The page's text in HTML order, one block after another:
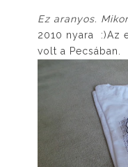
Ez aranyos.
2010 nyara :)Az
volt a Pecsában.